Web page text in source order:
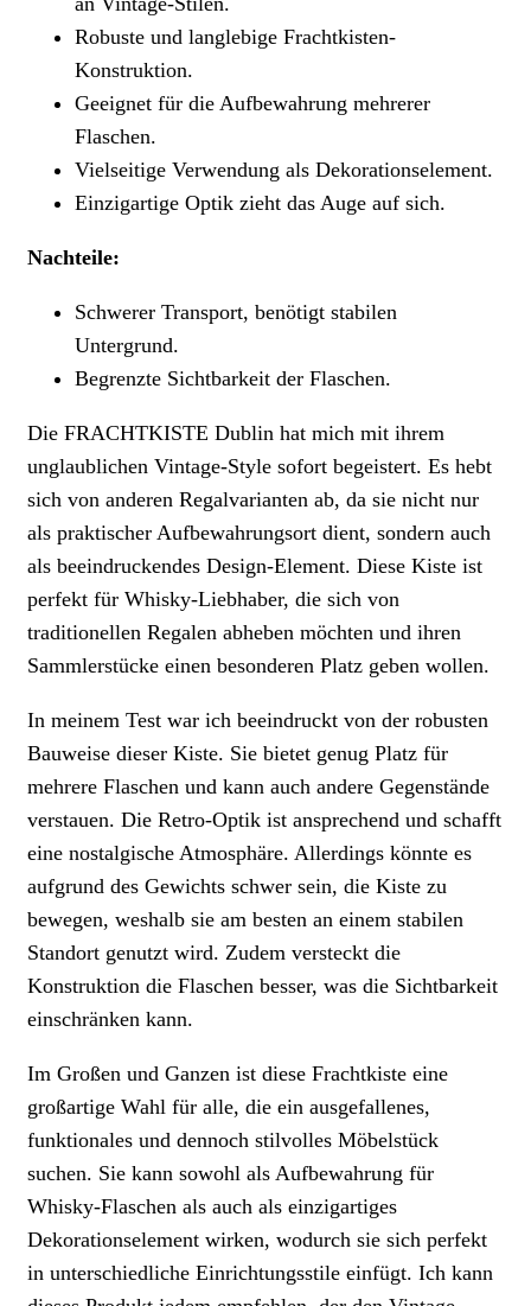
Robuste und langlebige Frachtkisten-
Konstruktion.
Geeignet für die Aufbewahrung mehrerer
Flaschen.
Vielseitige Verwendung als Dekorationselement.
Einzigartige Optik zieht das Auge auf sich.
Nachteile:
Schwerer Transport, benötigt stabilen
Untergrund.
Begrenzte Sichtbarkeit der Flaschen.
Die FRACHTKISTE Dublin hat mich mit ihrem
unglaublichen Vintage-Style sofort begeistert. Es hebt
sich von anderen Regalvarianten ab, da sie nicht nur
als praktischer Aufbewahrungsort dient, sondern auch
als beeindruckendes Design-Element. Diese Kiste ist
perfekt für Whisky-Liebhaber, die sich von
traditionellen Regalen abheben möchten und ihren
Sammlerstücke einen besonderen Platz geben wollen.
In meinem Test war ich beeindruckt von der robusten
Bauweise dieser Kiste. Sie bietet genug Platz für
mehrere Flaschen und kann auch andere Gegenstände
verstauen. Die Retro-Optik ist ansprechend und schafft
eine nostalgische Atmosphäre. Allerdings könnte es
aufgrund des Gewichts schwer sein, die Kiste zu
bewegen, weshalb sie am besten an einem stabilen
Standort genutzt wird. Zudem versteckt die
Konstruktion die Flaschen besser, was die Sichtbarkeit
einschränken kann.
Im Großen und Ganzen ist diese Frachtkiste eine
großartige Wahl für alle, die ein ausgefallenes,
funktionales und dennoch stilvolles Möbelstück
suchen. Sie kann sowohl als Aufbewahrung für
Whisky-Flaschen als auch als einzigartiges
Dekorationselement wirken, wodurch sie sich perfekt
in unterschiedliche Einrichtungsstile einfügt. Ich kann